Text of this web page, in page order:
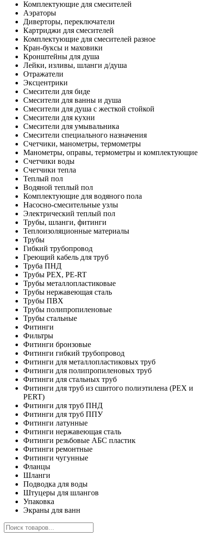
Комплектующие для смесителей
Аэраторы
Диверторы, переключатели
Картриджи для смесителей
Комплектующие для смесителей разное
Кран-буксы и маховики
Кронштейны для душа
Лейки, изливы, шланги д/душа
Отражатели
Эксцентрики
Смесители для биде
Смесители для ванны и душа
Смесители для душа с жесткой стойкой
Смесители для кухни
Смесители для умывальника
Смесители специального назначения
Счетчики, манометры, термометры
Манометры, оправы, термометры и комплектующие
Счетчики воды
Счетчики тепла
Теплый пол
Водяной теплый пол
Комплектующие для водяного пола
Насосно-смесительные узлы
Электрический теплый пол
Трубы, шланги, фитинги
Теплоизоляционные материалы
Трубы
Гибкий трубопровод
Греющий кабель для труб
Труба ПНД
Трубы PEX, PE-RT
Трубы металлопластиковые
Трубы нержавеющая сталь
Трубы ПВХ
Трубы полипропиленовые
Трубы стальные
Фитинги
Фильтры
Фитинги бронзовые
Фитинги гибкий трубопровод
Фитинги для металлопластиковых труб
Фитинги для полипропиленовых труб
Фитинги для стальных труб
Фитинги для труб из сшитого полиэтилена (PEX и
PERT)
Фитинги для труб ПНД
Фитинги для труб ППУ
Фитинги латунные
Фитинги нержавеющая сталь
Фитинги резьбовые АБС пластик
Фитинги ремонтные
Фитинги чугунные
Фланцы
Шланги
Подводка для воды
Штуцеры для шлангов
Упаковка
Экраны для ванн